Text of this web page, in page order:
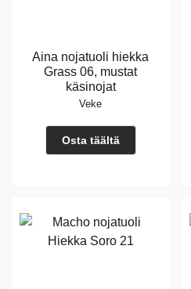
Aina nojatuoli hiekka
Grass 06, mustat
käsinojat
Veke
Osta täältä